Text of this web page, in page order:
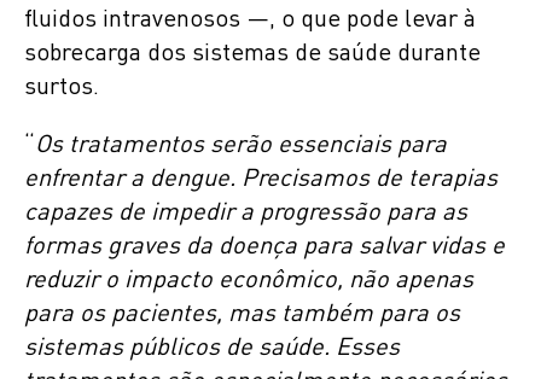
fluidos intravenosos —, o que pode levar à
sobrecarga dos sistemas de saúde durante
surtos.
Os tratamentos serão essenciais para
enfrentar a dengue. Precisamos de terapias
capazes de impedir a progressão para as
formas graves da doença para salvar vidas e
reduzir o impacto econômico, não apenas
para os pacientes, mas também para os
sistemas públicos de saúde. Esses